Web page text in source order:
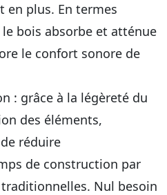
en plus. En termes
bois absorbe et atténue
le confort sonore de
: grâce à la légèreté du
des éléments,
réduire
de construction par
Nul besoin